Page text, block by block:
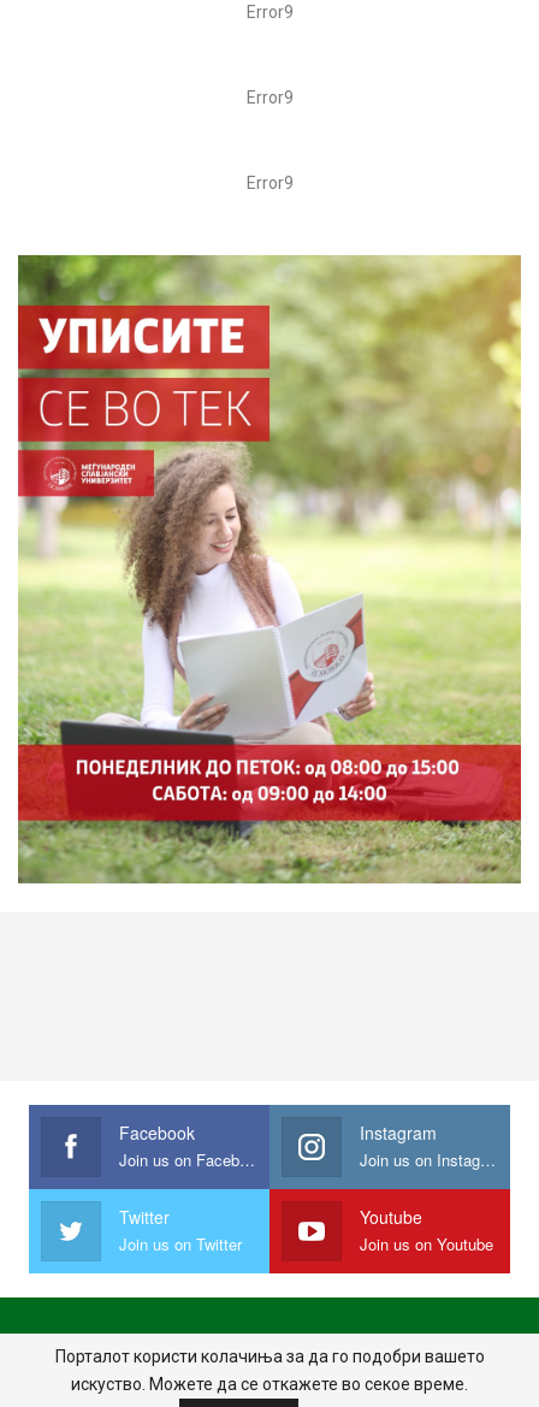
Error9
Error9
Error9
Facebook
Join us on Facebook
Instagram
Join us on Instagram
Twitter
Join us on Twitter
Youtube
Join us on Youtube
ПОЧЕТНА ПОЛИТИКА НА ПРИВАТНОСТ
ИМПРЕСУМ
ПРАВИЛА НА КОРИСТЕЊЕ
Порталот користи колачиња за да го подобри вашето
искуство. Можете да се откажете во секое време.